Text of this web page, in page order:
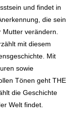
und findet in
die sein
verändern.
mit diesem
Mit
sowie
Tönen geht THE
die Geschichte
Welt findet.